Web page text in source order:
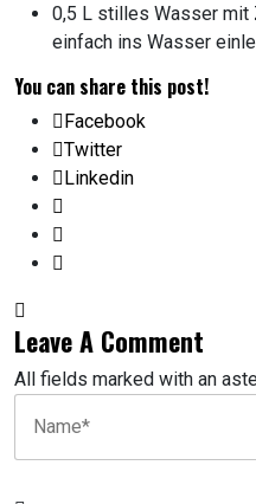
0,5 L stilles Wasser mit
einfach ins Wasser
You can share this post!
Facebook
Twitter
Linkedin
Leave A Comment
All fields marked with an